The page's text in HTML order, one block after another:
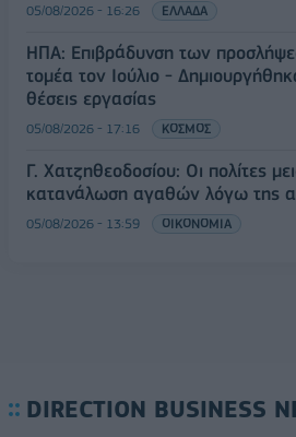
05/08/2026 - 16:26 ΕΛΛΑΔΑ
ΗΠΑ: Επιβράδυνση των
τομέα τον Ιούλιο -
θέσεις εργασίας
05/08/2026 - 17:16 ΚΟΣΜΟΣ
Γ. Χατζηθεοδοσίου: Οι πολίτες
κατανάλωση αγαθών λόγω της
05/08/2026 - 13:59 ΟΙΚΟΝΟΜΙΑ
DIRECTION BUSINESS